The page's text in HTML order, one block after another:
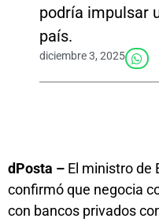
podría impulsar
país.
diciembre 3, 2025
dPosta – El ministro de
confirmó que negocia
con bancos privados